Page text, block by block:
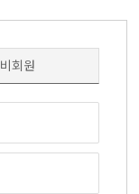
비회원